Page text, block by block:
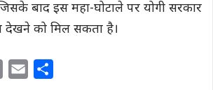
बाद इस महा-घोटाले पर योगी सरकार
को मिल सकता है।